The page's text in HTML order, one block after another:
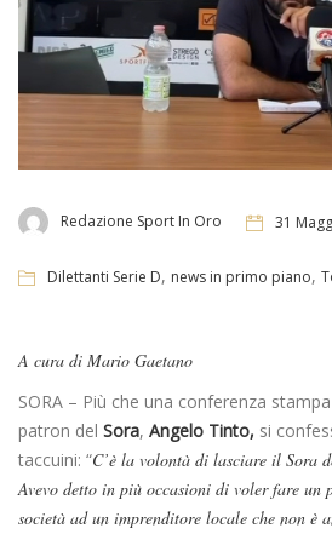
Redazione Sport In Oro 31
Dilettanti Serie D, news in primo piano,
A cura di Mario Gaetano
SORA – Più che una conferenza
patron del Sora, Angelo Tinto, si
taccuini: “C’è la volontà di lasciare il Sora
Avevo detto in più occasioni di voler fare un
società ad un imprenditore locale che non è